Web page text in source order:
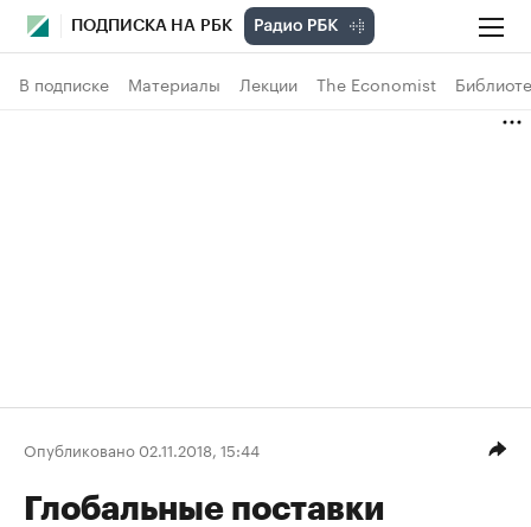
ПОДПИСКА НА РБК
В подписке Материалы Лекции The Economist
Опубликовано 02.11.2018, 15:44
Глобальные поставки